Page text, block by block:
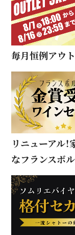
毎月恒例アウ
リニューアル
なフランスボ